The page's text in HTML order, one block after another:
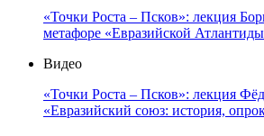
«Точки Роста – Псков»: лекция
метафоре «Евразийской
Видео
«Точки Роста – Псков»: лекция
«Евразийский союз: история,